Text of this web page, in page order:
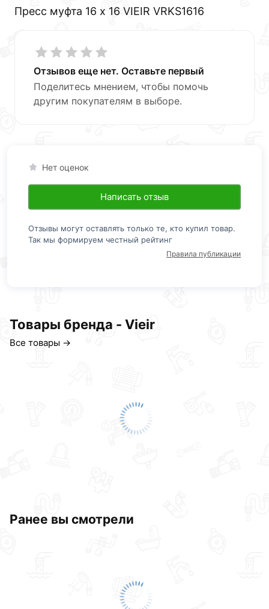
Пресс муфта 16 х 16 VIEIR VRKS1616
Отзывов еще нет. Оставьте первый
Поделитесь мнением, чтобы помочь
другим покупателям в выборе.
Нет оценок
Написать отзыв
Отзывы могут оставлять только те, кто купил товар.
Так мы формируем честный рейтинг
Правила публикации
Товары бренда - Vieir
Все товары →
Ранее вы смотрели